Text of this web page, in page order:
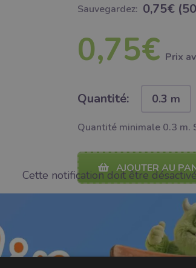
Sauvegardez: 0,75€
0,75€ Prix
Quantité: 0.3 m
Quantité minimale 0.3 m.
AJOUTER AU
Ajouter à Bubumix
Cette notification doit être